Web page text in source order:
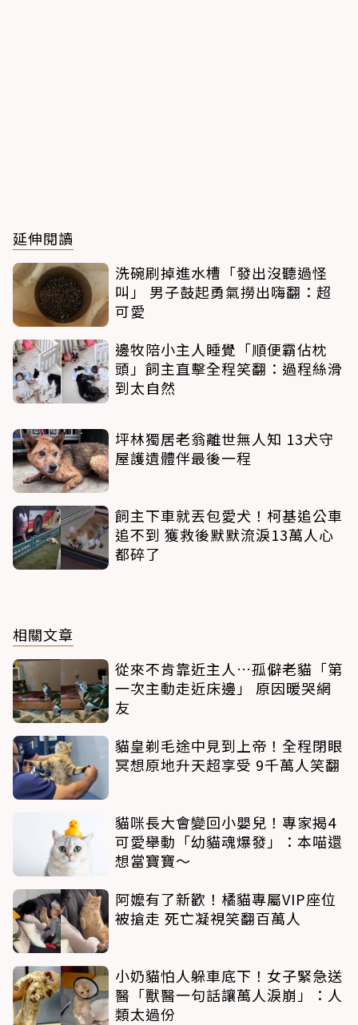
延伸閱讀
洗碗刷掉進水槽「發出沒聽過怪
叫」 男子鼓起勇氣撈出嗨翻：超
可愛
邊牧陪小主人睡覺「順便霸佔枕
頭」飼主直擊全程笑翻：過程絲滑
到太自然
坪林獨居老翁離世無人知 13犬守
屋護遺體伴最後一程
飼主下車就丟包愛犬！柯基追公車
追不到 獲救後默默流淚13萬人心
都碎了
相關文章
從來不肯靠近主人…孤僻老貓「第
一次主動走近床邊」 原因暖哭網
友
貓皇剃毛途中見到上帝！全程閉眼
冥想原地升天超享受 9千萬人笑翻
貓咪長大會變回小嬰兒！專家揭4
可愛舉動「幼貓魂爆發」：本喵還
想當寶寶～
阿嬤有了新歡！橘貓專屬VIP座位
被搶走 死亡凝視笑翻百萬人
小奶貓怕人躲車底下！女子緊急送
醫「獸醫一句話讓萬人淚崩」：人
類太過份